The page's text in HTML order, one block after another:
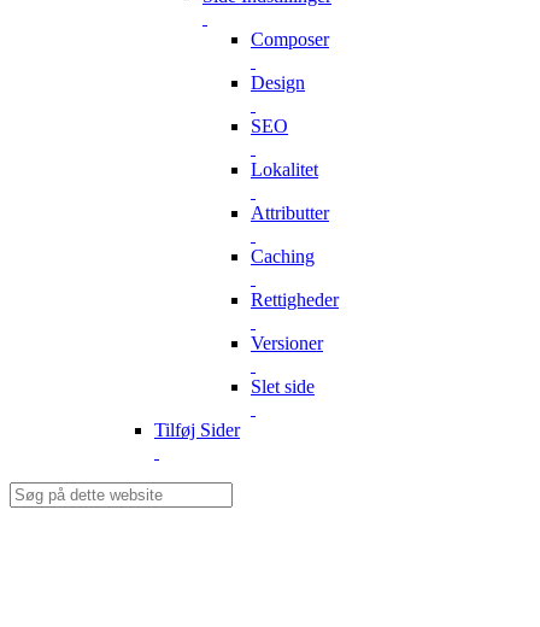
Composer
Design
SEO
Lokalitet
Attributter
Caching
Rettigheder
Versioner
Slet side
Tilføj Sider